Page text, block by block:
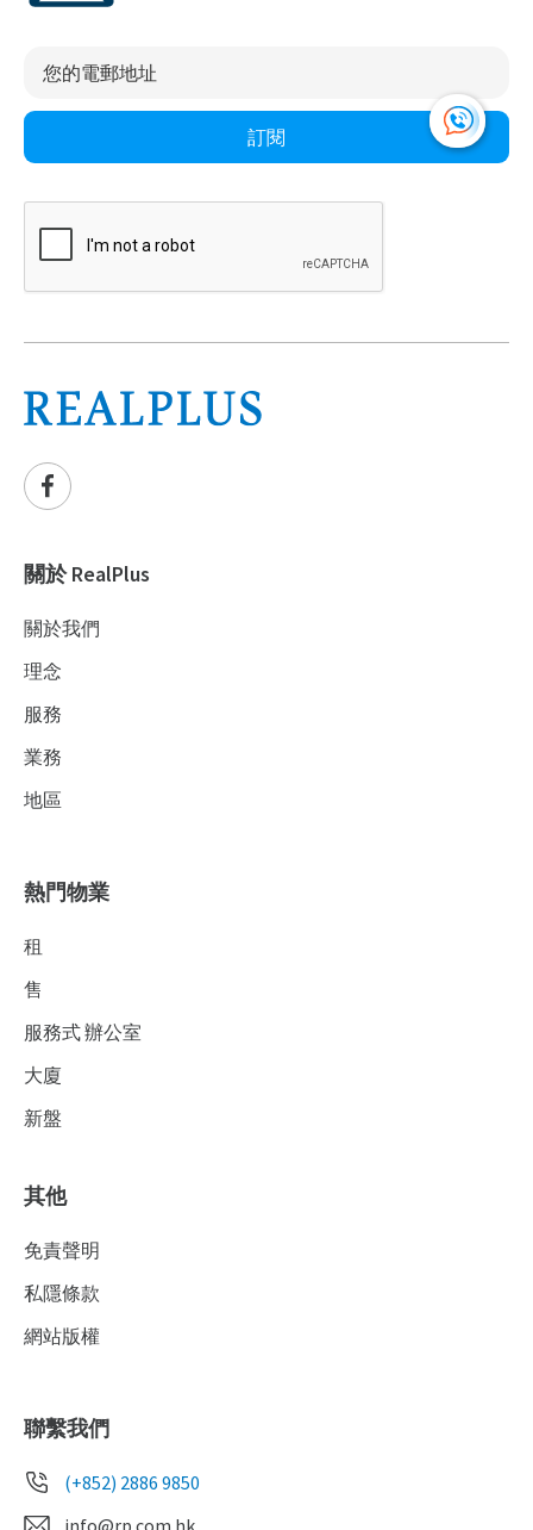
訂閱
關於 RealPlus
關於我們
理念
服務
業務
地區
熱門物業
租
售
服務式 辦公室
大廈
新盤
其他
免責聲明
私隱條款
網站版權
聯繫我們
(+852) 2886 9850
info@rp.com.hk